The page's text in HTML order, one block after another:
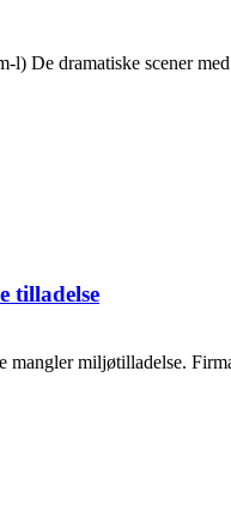
De dramatiske scener
tilladelse
miljøtilladelse.